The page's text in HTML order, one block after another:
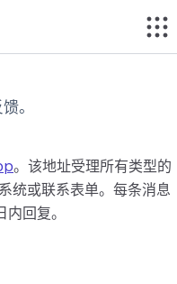
。
。该地址受理所有类型的
统或联系表单。每条消息
回复。